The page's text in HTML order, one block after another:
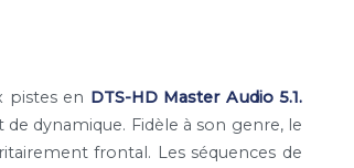
pistes en DTS-HD Master Audio 5.1.
dynamique. Fidèle à son genre, le
frontal. Les séquences de